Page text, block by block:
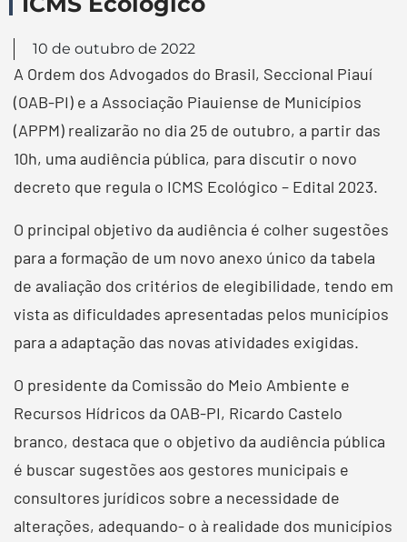
10 de outubro de 2022
A Ordem dos Advogados do Brasil, Seccional Piauí
(OAB-PI) e a Associação Piauiense de Municípios
(APPM) realizarão no dia 25 de outubro, a partir das
10h, uma audiência pública, para discutir o novo
decreto que regula o ICMS Ecológico – Edital 2023.
O principal objetivo da audiência é colher sugestões
para a formação de um novo anexo único da tabela
de avaliação dos critérios de elegibilidade, tendo em
vista as dificuldades apresentadas pelos municípios
para a adaptação das novas atividades exigidas.
O presidente da Comissão do Meio Ambiente e
Recursos Hídricos da OAB-PI, Ricardo Castelo
branco, destaca que o objetivo da audiência pública
é buscar sugestões aos gestores municipais e
consultores jurídicos sobre a necessidade de
alterações, adequando- o à realidade dos municípios